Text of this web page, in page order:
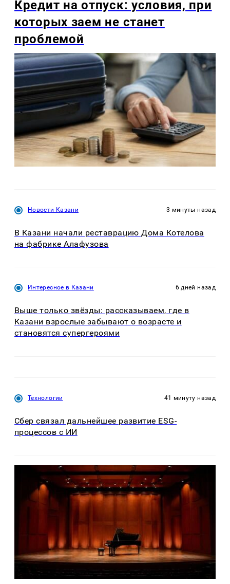
Кредит на отпуск: условия, при
которых заем не станет
проблемой
Новости Казани 3 минуты назад
В Казани начали реставрацию Дома Котелова
на фабрике Алафузова
Интересное в Казани 6 дней назад
Выше только звёзды: рассказываем, где в
Казани взрослые забывают о возрасте и
становятся супергероями
Технологии 41 минуту назад
Сбер связал дальнейшее развитие ESG-
процессов с ИИ